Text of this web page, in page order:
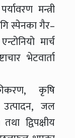
मन्त्री
स्पेनका गैर–
मार्च
भेटवार्ता
कृषि
जल
द्विपक्षीय